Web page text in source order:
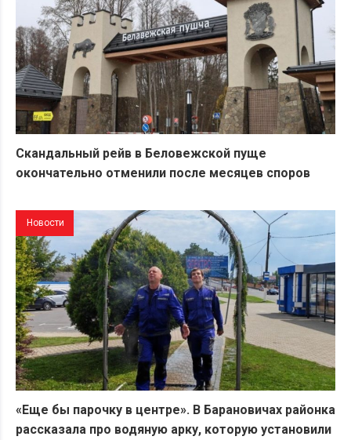
Скандальный рейв в Беловежской пуще
окончательно отменили после месяцев споров
Новости
«Еще бы парочку в центре». В Барановичах районка
рассказала про водяную арку, которую установили